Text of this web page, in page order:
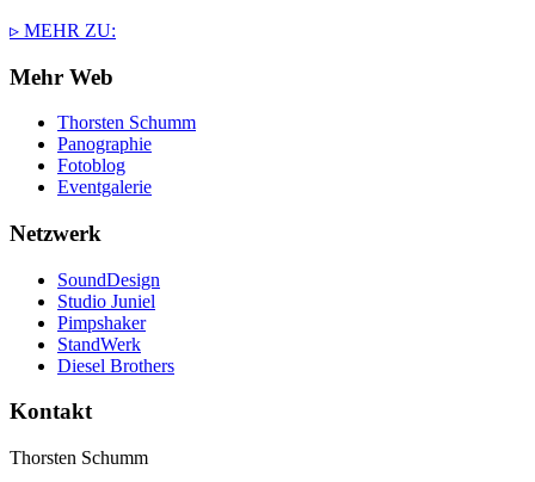
▹ MEHR ZU:
Mehr Web
Thorsten Schumm
Panographie
Fotoblog
Eventgalerie
Netzwerk
SoundDesign
Studio Juniel
Pimpshaker
StandWerk
Diesel Brothers
Kontakt
Thorsten Schumm